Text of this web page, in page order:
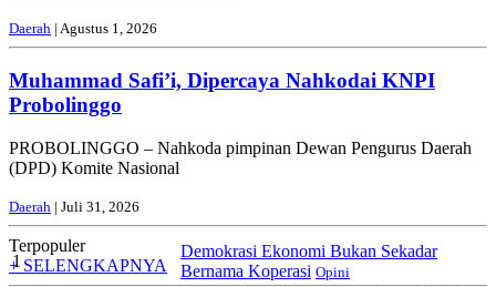
Daerah | Agustus 1, 2026
Muhammad Safi’i, Dipercaya Nahkodai KNPI
Probolinggo
PROBOLINGGO – Nahkoda pimpinan Dewan Pengurus Daerah
(DPD) Komite Nasional
Daerah | Juli 31, 2026
Terpopuler
+ SELENGKAPNYA
1
Demokrasi Ekonomi Bukan Sekadar
Bernama Koperasi Opini